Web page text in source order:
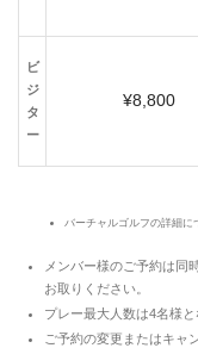
ビ
ジ
タ
ー
¥8,800
バーチャルゴルフの詳細に
メンバー様のご予約は同
お取りください。
プレー最大人数は4名様と
ご予約の変更またはキャ